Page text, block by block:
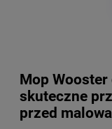
Mop
skuteczne
przed